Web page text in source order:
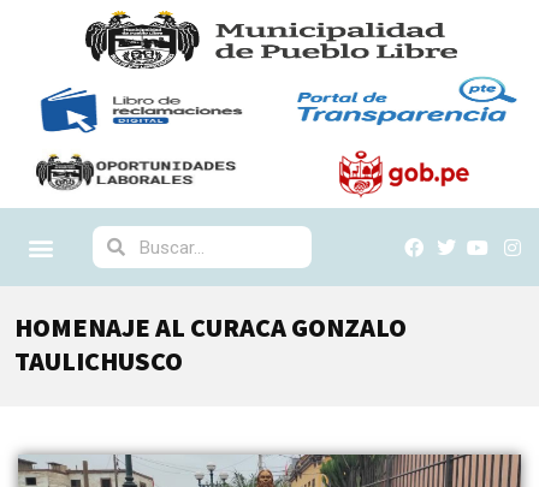
HOMENAJE AL CURACA GONZALO
TAULICHUSCO